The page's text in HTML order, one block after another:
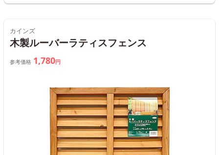
カインズ
木製ルーバーラティスフェンス
参考価格 1,780円